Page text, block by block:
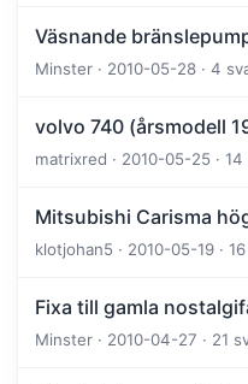
Väsnande
Minster · 2010-05-28 · 4
volvo 740 (årsmodell
matrixred · 2010-05-25 ·
Mitsubishi Carisma
klotjohan5 · 2010-05-19 ·
Fixa till gamla
Minster · 2010-04-27 · 21